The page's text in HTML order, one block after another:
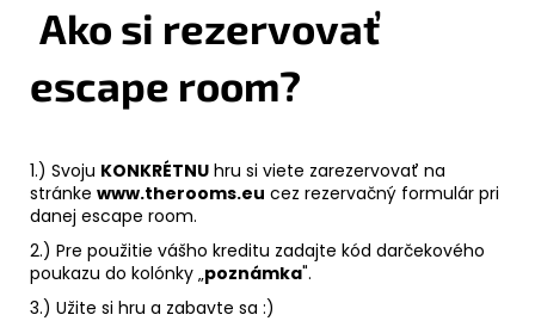
Ako si rezervovať
escape room?
1.) Svoju KONKRÉTNU hru si viete zarezervovať na
stránke www.therooms.eu cez rezervačný formulár pri
danej escape room.
2.) Pre použitie vášho kreditu zadajte kód darčekového
poukazu do kolónky „poznámka".
3.) Užite si hru a zabavte sa :)